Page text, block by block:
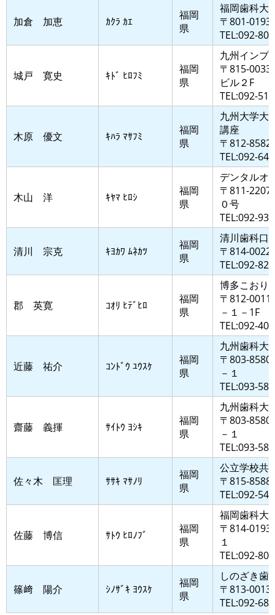
加倉 加恵 ｶｸﾗ ｶｴ
福岡
県
福岡歯科大
〒801-
TEL:092-
城戸 寛史 ｷﾄﾞ ﾋﾛﾌﾐ
福岡
県
九州インプ
〒815-
ビル２F
TEL:092-
木原 優文 ｷﾊﾗ ﾏｻﾌﾐ
福岡
県
九州大学大
講座
〒812-
TEL:092-
木山 洋 ｷﾔﾏ ﾋﾛｼ
福岡
県
デンタルオ
〒811-
０号
TEL:092-
清川 宗克 ｷﾖｶﾜ ﾑﾈｶﾂ
福岡
県
清川歯科口
〒814-
TEL:092-
郡 英寛 ｺｵﾘ ﾋﾃﾞﾋﾛ
福岡
県
博多こおり
〒812-
－１－1F
TEL:092-
近藤 祐介 ｺﾝﾄﾞｳ ﾕｳｽｹ
福岡
県
九州歯科大
〒803-
－１
TEL:093-
齋藤 義揮 ｻｲﾄｳ ﾖｼｷ
福岡
県
九州歯科大
〒803-
－１
TEL:093-
佐々木 匡理 ｻｻｷ ﾏｻﾉﾘ
福岡
県
公立学校共
〒815-
TEL:092-
佐藤 博信 ｻﾄｳ ﾋﾛﾉﾌﾞ
福岡
県
福岡歯科大
〒814-
１
TEL:092-
篠﨑 陽介 ｼﾉｻﾞｷ ﾖｳｽｹ
福岡
県
しのざき歯
〒813-
TEL:092-